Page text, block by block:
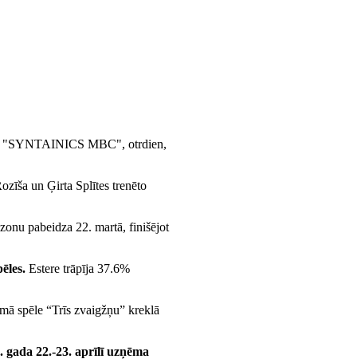
"SYNTAINICS MBC", otrdien,
un Ģirta Splītes trenēto
pabeidza 22. martā, finišējot
Estere trāpīja 37.6%
spēle “Trīs zvaigžņu” kreklā
22.-23. aprīlī uzņēma